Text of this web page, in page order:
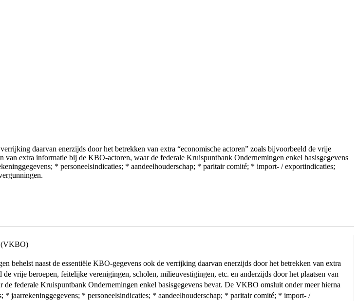
daarvan enerzijds door het betrekken van extra “economische actoren” zoals bijvoorbeeld de vrije
extra informatie bij de KBO-actoren, waar de federale Kruispuntbank Ondernemingen enkel basisgegevens
* personeelsindicaties; * aandeelhouderschap; * paritair comité; * import- / exportindicaties;
(VKBO)
behelst naast de essentiële KBO-gegevens ook de verrijking daarvan enerzijds door het betrekken van extra
de vrije beroepen, feitelijke verenigingen, scholen, milieuvestigingen, etc. en anderzijds door het plaatsen van
federale Kruispuntbank Ondernemingen enkel basisgegevens bevat. De VKBO omsluit onder meer hierna
* jaarrekeninggegevens; * personeelsindicaties; * aandeelhouderschap; * paritair comité; * import- /